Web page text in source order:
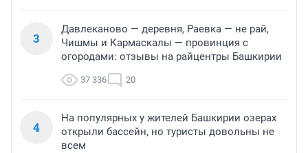
3
Давлеканово — деревня, Раевка — не рай,
Чишмы и Кармаскалы — провинция с
огородами: отзывы на райцентры Башкирии
37 336 20
4
На популярных у жителей Башкирии озерах
открыли бассейн, но туристы довольны не
всем